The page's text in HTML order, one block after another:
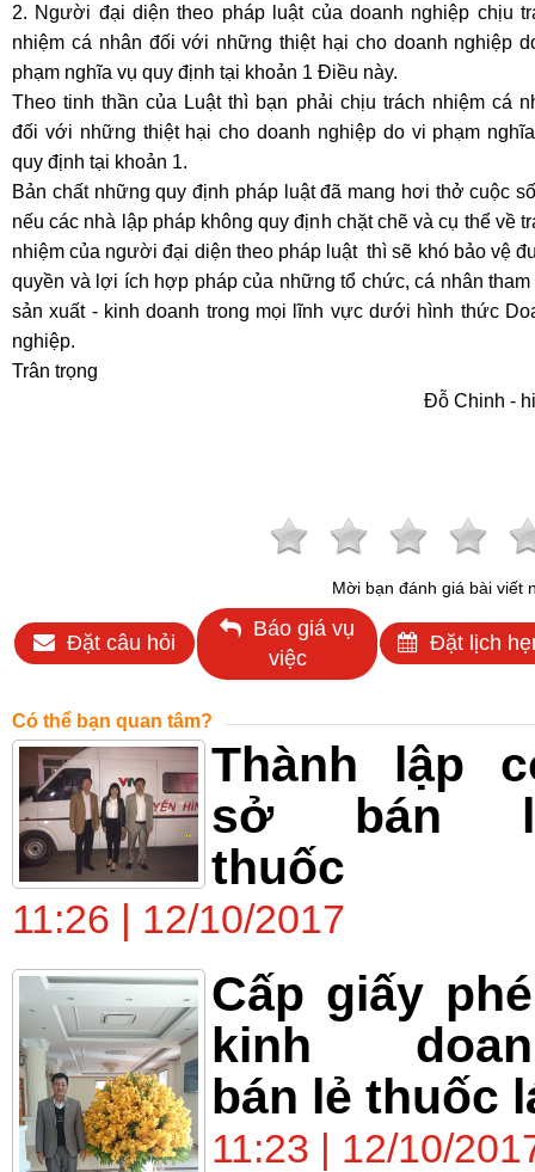
2. Người đại diện theo pháp luật của doanh nghiệp chịu
nhiệm cá nhân đối với những thiệt hại cho doanh nghiệp
phạm nghĩa vụ quy định tại khoản 1 Điều này.
Theo tinh thần của Luật thì bạn phải chịu trách nhiệm cá
đối với những thiệt hại cho doanh nghiệp do vi phạm
quy định tại khoản 1.
Bản chất những quy định pháp luật đã mang hơi thở cuộc
nếu các nhà lập pháp không quy định chặt chẽ và cụ thể về
nhiệm của người đại diện theo pháp luật thì sẽ khó bảo vệ
quyền và lợi ích hợp pháp của những tổ chức, cá nhân tham
sản xuất - kinh doanh trong mọi lĩnh vực dưới hình thức
nghiệp.
Trân trọng
Đỗ Chinh -
Mời bạn đánh giá bài viết
Đặt câu hỏi
Báo giá vụ
việc
Đặt lịch
Có thể bạn quan tâm?
Thành lập
sở bán
thuốc
11:26 | 12/10/2017
Cấp giấy
kinh
bán lẻ thuốc
11:23 | 12/10/